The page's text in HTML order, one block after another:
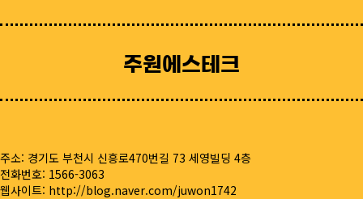
튼
주원에스테크
주소: 경기도 부천시 신흥로470번길 73 세영빌딩 4층
전화번호: 1566-3063
웹사이트: http://blog.naver.com/juwon1742